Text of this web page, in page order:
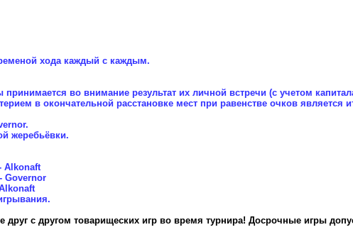
хода каждый с каждым.
во внимание результат их личной встречи (с учетом
в окончательной расстановке мест при равенстве очков является
жеребьёвки.
друг с другом товарищеских игр во время турнира! Досрочные игры